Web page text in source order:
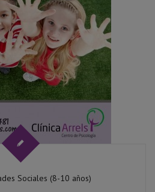
Sociales (8-10 años)